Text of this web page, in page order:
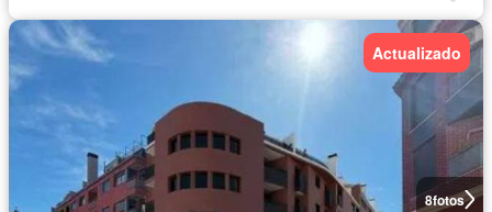
8fotos
Actualizado